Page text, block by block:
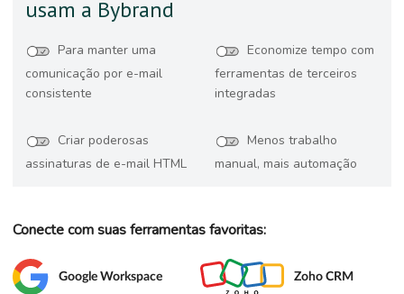
usam a Bybrand
Para manter uma
comunicação por e-mail
consistente
Economize tempo com
ferramentas de terceiros
integradas
Criar poderosas
assinaturas de e-mail HTML
Menos trabalho
manual, mais automação
Conecte com suas ferramentas favoritas:
Google Workspace Zoho CRM